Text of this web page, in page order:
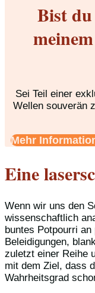
Bist
Sei Teil einer
Wellen souverän
Mehr
Eine
Wenn wir uns den
wissenschaftlich
buntes Potpourri
Beleidigungen,
zuletzt einer Reihe
mit dem Ziel, dass
Wahrheitsgrad